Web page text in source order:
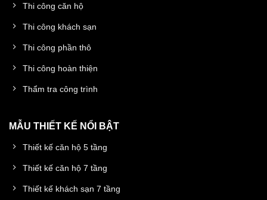
Thi công căn hộ
Thi công khách sạn
Thi công phần thô
Thi công hoàn thiện
Thẩm tra công trình
MẪU THIẾT KẾ NỔI BẬT
Thiết kế căn hộ 5 tầng
Thiết kế căn hộ 7 tầng
Thiết kế khách sạn 7 tầng